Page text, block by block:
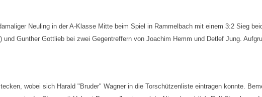
Neuling in der A-Klasse Mitte beim Spiel in Rammelbach mit einem 3:2 Sieg
Gunther Gottlieb bei zwei Gegentreffern von Joachim Hemm und Detlef Jung.
wobei sich Harald "Bruder" Wagner in die Torschützenliste eintragen konnte.